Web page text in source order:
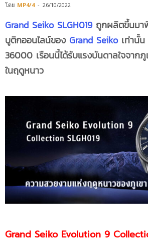
โดย MP4/4 - 26/10/2022
Grand Seiko SLGH019 ถูกผลิตขึ้นมา
บูติกออนไลน์ของ Grand Seikoเท่านั้น
36000 เรือนนี้ได้รับแรงบันดาลใจจากภู
ในฤดูหนาว
Grand Seiko Evolution 9